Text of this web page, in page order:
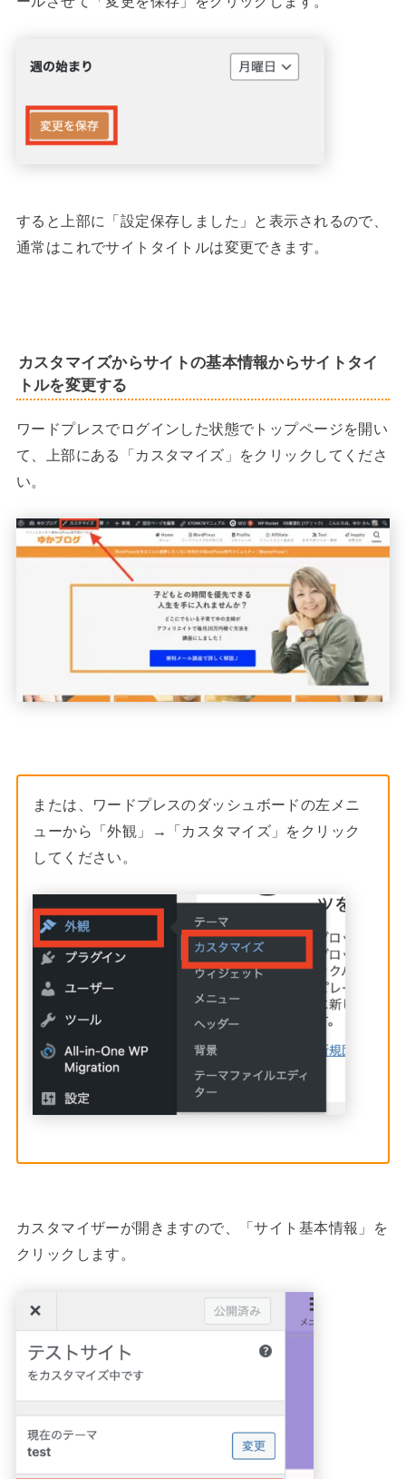
すると上部に「設定保存しました」と表示されるので、
通常はこれでサイトタイトルは変更できます。
カスタマイズからサイトの基本情報からサイトタイ
トルを変更する
ワードプレスでログインした状態でトップページを開い
て、上部にある「カスタマイズ」をクリックしてくださ
い。
または、ワードプレスのダッシュボードの左メニ
ューから「外観」→「カスタマイズ」をクリック
してください。
カスタマイザーが開きますので、「サイト基本情報」を
クリックします。